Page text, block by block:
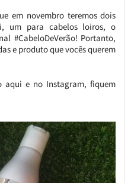
em novembro teremos dois
um para cabelos loiros, o
#CabeloDeVerão! Portanto,
e produto que vocês querem
aqui e no Instagram, fiquem